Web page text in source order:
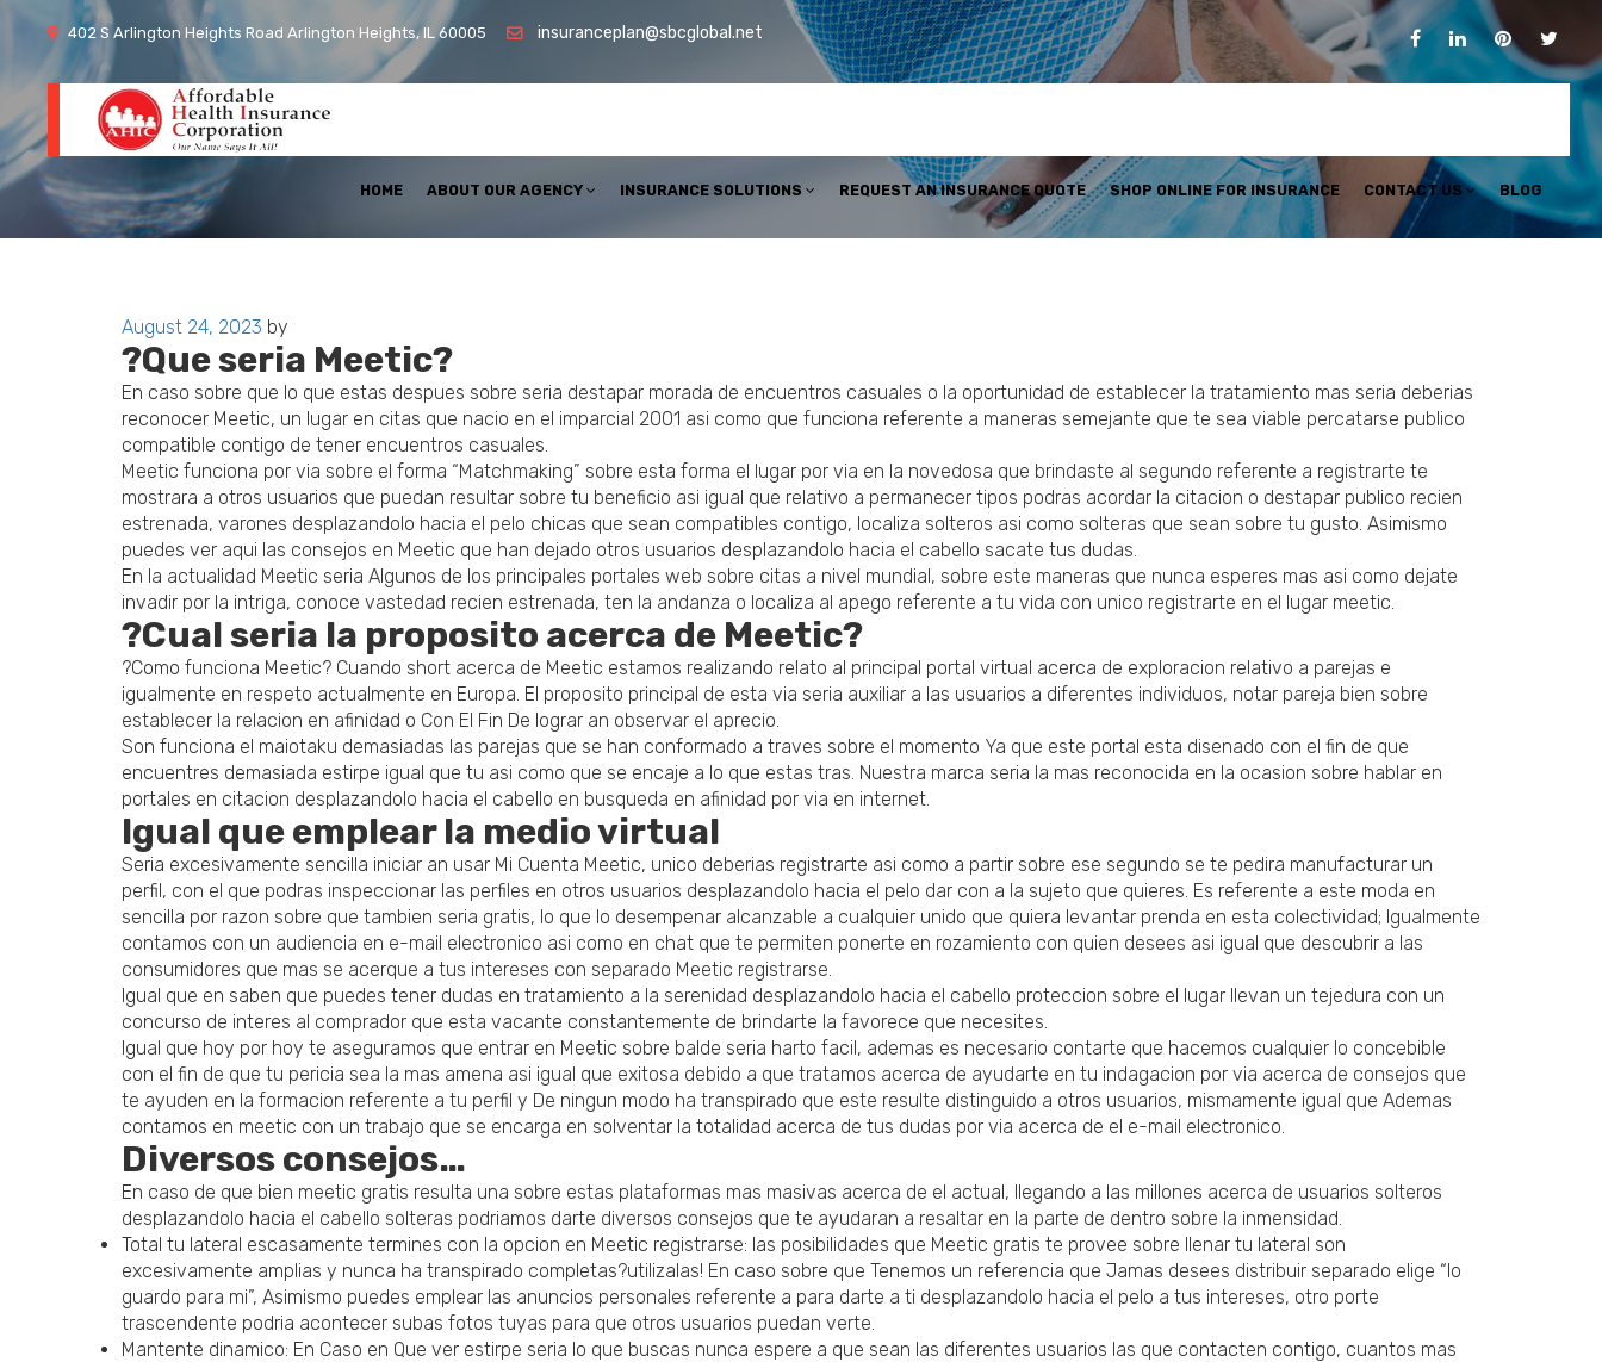
402 S Arlington Heights Road Arlington Heights, IL 60005 insuranceplan@sbcglobal.net
HOME ABOUT OUR AGENCY INSURANCE SOLUTIONS REQUEST AN INSURANCE QUOTE SHOP ONLINE FOR INSURANCE CONTACT US BLOG
Posted
on
August 24, 2023 by
?Que seria Meetic?
En caso sobre que lo que estas despues sobre seria destapar morada de encuentros casuales o la oportunidad de establecer la tratamiento mas seria deberias
reconocer Meetic, un lugar en citas que nacio en el imparcial 2001 asi como que funciona referente a maneras semejante que te sea viable percatarse publico
compatible contigo de tener encuentros casuales.
Meetic funciona por via sobre el forma “Matchmaking” sobre esta forma el lugar por via en la novedosa que brindaste al segundo referente a registrarte te
mostrara a otros usuarios que puedan resultar sobre tu beneficio asi igual que relativo a permanecer tipos podras acordar la citacion o destapar publico recien
estrenada, varones desplazandolo hacia el pelo chicas que sean compatibles contigo, localiza solteros asi como solteras que sean sobre tu gusto. Asimismo
puedes ver aqui las consejos en Meetic que han dejado otros usuarios desplazandolo hacia el cabello sacate tus dudas.
En la actualidad Meetic seria Algunos de los principales portales web sobre citas a nivel mundial, sobre este maneras que nunca esperes mas asi­ como dejate
invadir por la intriga, conoce vastedad recien estrenada, ten la andanza o localiza al apego referente a tu vida con unico registrarte en el lugar meetic.
?Cual seria la proposito acerca de Meetic?
?Como funciona Meetic? Cuando short acerca de Meetic estamos realizando relato al principal portal virtual acerca de exploracion relativo a parejas e
igualmente en respeto actualmente en Europa. El proposito principal de esta vi­a seria auxiliar a las usuarios a diferentes individuos, notar pareja bien sobre
establecer la relacion en afinidad o Con El Fin De lograr an observar el aprecio.
Son funciona el maiotaku demasiadas las parejas que se han conformado a traves sobre el momento Ya que este portal esta disenado con el fin de que
encuentres demasiada estirpe igual que tu asi como que se encaje a lo que estas tras. Nuestra marca seria la mas reconocida en la ocasion sobre hablar en
portales en citacion desplazandolo hacia el cabello en busqueda en afinidad por via en internet.
Igual que emplear la medio virtual
Seria excesivamente sencilla iniciar an usar Mi Cuenta Meetic, unico deberias registrarte asi­ como a partir sobre ese segundo se te pedira manufacturar un
perfil, con el que podras inspeccionar las perfiles en otros usuarios desplazandolo hacia el pelo dar con a la sujeto que quieres. Es referente a este moda en
sencilla por razon sobre que tambien seria gratis, lo que lo desempenar alcanzable a cualquier unido que quiera levantar prenda en esta colectividad; Igualmente
contamos con un audiencia en e-mail electronico asi­ como en chat que te permiten ponerte en rozamiento con quien desees asi igual que descubrir a las
consumidores que mas se acerque a tus intereses con separado Meetic registrarse.
Igual que en saben que puedes tener dudas en tratamiento a la serenidad desplazandolo hacia el cabello proteccion sobre el lugar llevan un tejedura con un
concurso de interes al comprador que esta vacante constantemente de brindarte la favorece que necesites.
Igual que hoy por hoy te aseguramos que entrar en Meetic sobre balde seria harto facil, ademas es necesario contarte que hacemos cualquier lo concebible
con el fin de que tu pericia sea la mas amena asi igual que exitosa debido a que tratamos acerca de ayudarte en tu indagacion por via acerca de consejos que
te ayuden en la formacion referente a tu perfil y De ningun modo ha transpirado que este resulte distinguido a otros usuarios, mismamente igual que Ademas
contamos en meetic con un trabajo que se encarga en solventar la totalidad acerca de tus dudas por via acerca de el e-mail electronico.
Diversos consejos…
En caso de que bien meetic gratis resulta una sobre estas plataformas mas masivas acerca de el actual, llegando a las millones acerca de usuarios solteros
desplazandolo hacia el cabello solteras podriamos darte diversos consejos que te ayudaran a resaltar en la parte de dentro sobre la inmensidad.
Total tu lateral escasamente termines con la opcion en Meetic registrarse: las posibilidades que Meetic gratis te provee sobre llenar tu lateral son
excesivamente amplias y nunca ha transpirado completas?utilizalas! En caso sobre que Tenemos un referencia que Jamas desees distribuir separado elige “lo
guardo para mi”, Asimismo puedes emplear las anuncios personales referente a para darte a ti desplazandolo hacia el pelo a tus intereses, otro porte
trascendente podria acontecer subas fotos tuyas para que otros usuarios puedan verte.
Mantente dinamico: En Caso en Que ver estirpe seria lo que buscas nunca espere a que sean las diferentes usuarios las que contacten contigo, cuantos mas